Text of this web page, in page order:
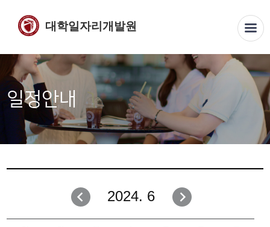
대학일자리개발원
일정안내
2024. 6